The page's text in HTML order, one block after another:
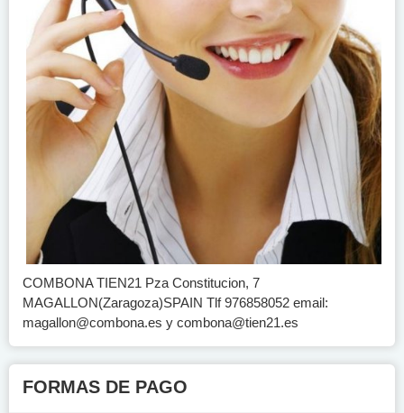
COMBONA TIEN21 Pza Constitucion, 7
MAGALLON(Zaragoza)SPAIN Tlf 976858052 email:
magallon@combona.es y combona@tien21.es
FORMAS DE PAGO